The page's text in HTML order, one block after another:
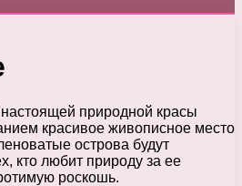
природной красы
красивое живописное место
острова будут
кто любит природу за ее
роскошь.